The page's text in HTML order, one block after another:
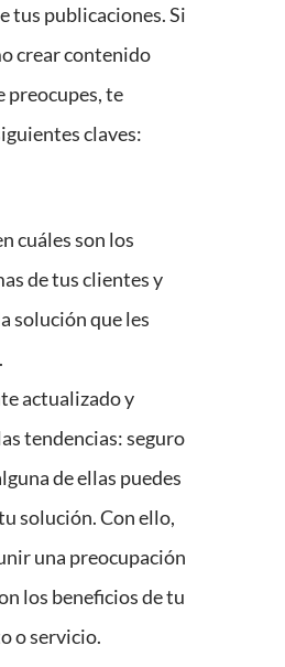
tus publicaciones. Si
crear contenido
preocupes, te
claves:
cuáles son los
de tus clientes y
solución que les
actualizado y
tendencias: seguro
de ellas puedes
solución. Con ello,
una preocupación
los beneficios de tu
o servicio.